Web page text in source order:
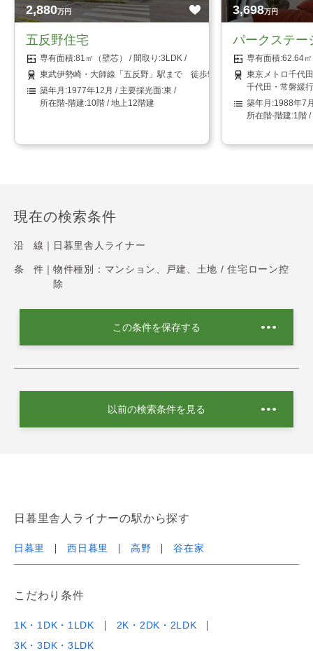
2,880万円
五反野住宅
81㎡（壁芯）
3LDK
東武伊勢崎・大師線「五反野」駅まで 徒歩9分
1977年12月
東
10階 / 地上12階建
3,698万円
パークステー
62.64
東京メトロ千代
千代田・常磐緩
1988年7
1階
現在の検索条件
沿 線｜ 日暮里舎人ライナー
条 件｜ 物件種別：マンション、戸建、土地 / 住宅ローン控
除
この条件を保存する
以前の検索条件を見る
日暮里舎人ライナーの駅から探す
日暮里 西日暮里 高野 谷在家
こだわり条件
1K・1DK・1LDK
2K・2DK・2LDK
3K・3DK・3LDK